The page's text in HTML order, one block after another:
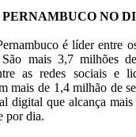
NO
é líder entre
São mais 3,7 milhões
as redes sociais e
mais de 1,4 milhão de
digital que alcança
por dia.